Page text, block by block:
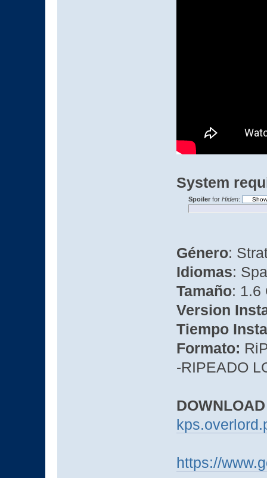
System
Spoilerfor Hiden:
Género:
Idiomas:
Tamaño: 1.6
Version
Tiempo
Formato:
-RIPEADO
DOWNLOAD
https://